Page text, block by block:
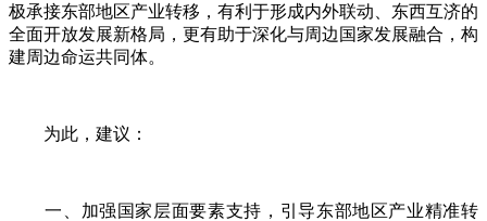
极承接东部地区产业转移，有利于形成内外联动、东西互济的
全面开放发展新格局，更有助于深化与周边国家发展融合，构
建周边命运共同体。
为此，建议：
一、加强国家层面要素支持，引导东部地区产业精准转